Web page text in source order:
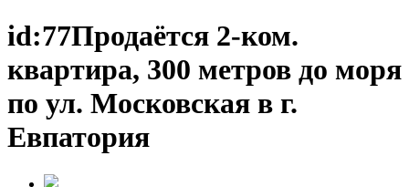
id:77Продаётся 2-ком.
квартира, 300 метров до моря
по ул. Московская в г.
Евпатория